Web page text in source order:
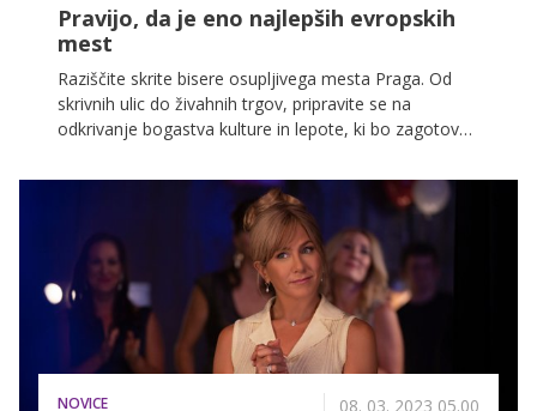
Pravijo, da je eno najlepših evropskih
mest
Raziščite skrite bisere osupljivega mesta Praga. Od
skrivnih ulic do živahnih trgov, pripravite se na
odkrivanje bogastva kulture in lepote, ki bo zagotovo
nekaj nasvetov in idej, kaj si lahko ogledate v tem
NOVICE 08. 03. 2023 05.00